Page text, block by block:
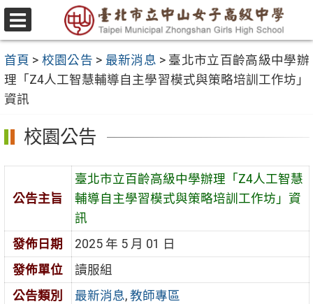
跳
至
要
內
容
區
選
單
首頁 > 校園公告 > 最新消息 > 臺北市立百齡高級中學辦
理「Z4人工智慧輔導自主學習模式與策略培訓工作坊」
資訊
校園公告
公告主旨
臺北市立百齡高級中學辦理「Z4人工智慧
輔導自主學習模式與策略培訓工作坊」資
訊
發佈日期
2025 年 5 月 01 日
發佈單位
讀服組
公告類別
最新消息, 教師專區